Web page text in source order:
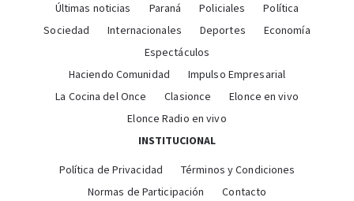
Últimas noticias Paraná Policiales
Política
Sociedad
Internacionales Deportes
Economía
Espectáculos
Haciendo Comunidad
Impulso Empresarial
La Cocina del Once
Clasionce
Elonce en vivo
Elonce Radio en vivo
INSTITUCIONAL
Política de Privacidad
Términos y Condiciones
Normas de Participación
Contacto